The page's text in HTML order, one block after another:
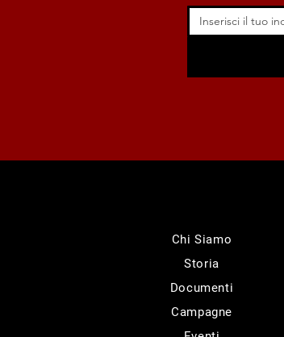
Chi Siamo
Storia
Documenti
Campagne